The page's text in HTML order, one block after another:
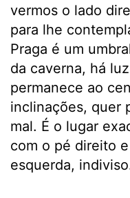
vermos o lado
para lhe
Praga é um
da caverna, há
permanece ao
inclinações, quer
mal. É o lugar
com o pé direito
esquerda,